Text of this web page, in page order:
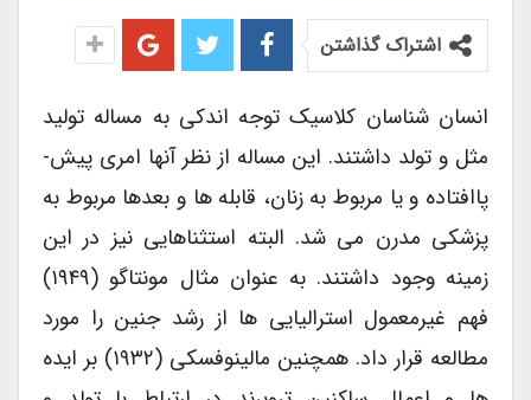
اشتراک گذاشتن
انسان شناسان کلاسیک توجه اندکی به مساله تولید
مثل و تولد داشتند. این مساله از نظر آنها امری پیش-
پاافتاده و یا مربوط به زنان، قابله ها و بعدها مربوط به
پزشکی مدرن می شد. البته استثناهایی نیز در این
زمینه وجود داشتند. به عنوان مثال مونتاگو (۱۹۴۹)
فهم غیرمعمول استرالیایی ها از رشد جنین را مورد
مطالعه قرار داد. همچنین مالینوفسکی (۱۹۳۲) بر ایده